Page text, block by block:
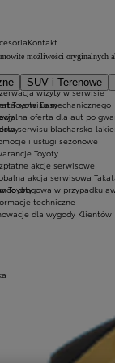
SUV i Terenowe
Toyoty
Toyota Easy
wizyty w serwisie
serwisu mechanicznego
oferta dla aut po
serwisu blacharsko-
i usługi sezonowe
Toyoty
akcje serwisowe
akcja serwisowa
drogowa w przypadku
techniczne
dla wygody Klientów
Kontakt
zgodnie z metodą
Zestawienie zużycia paliwa
zgodnie z metodą
Zestawienie zużycia paliwa
możliwości